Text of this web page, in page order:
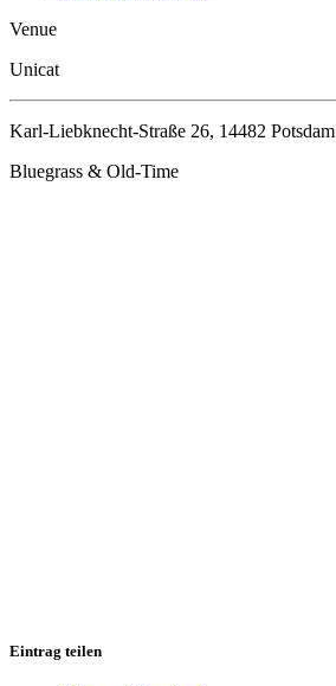
Venue
Unicat
Karl-Liebknecht-Straße 26, 14482 Potsdam
Bluegrass & Old-Time
Eintrag teilen